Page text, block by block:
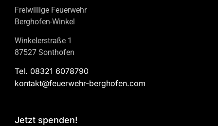
Freiwillige Feuerwehr
Berghofen-Winkel
Winkelerstraße 1
87527 Sonthofen
Tel. 08321 6078790
kontakt@feuerwehr-berghofen.com
Jetzt spenden!